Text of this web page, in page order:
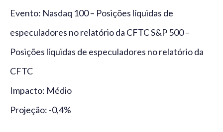
Evento: Nasdaq 100 – Posições líquidas de
especuladores no relatório da CFTC S&P 500 –
Posições líquidas de especuladores no relatório da
CFTC
Impacto: Médio
Projeção: -0,4%